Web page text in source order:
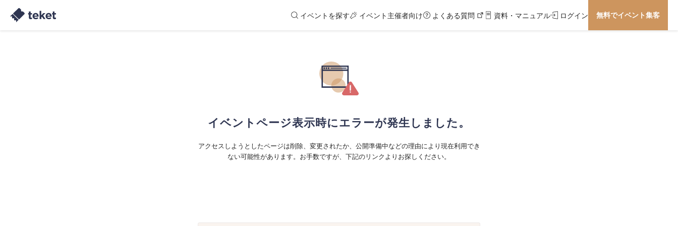
イベントを探す イベント主催者向け よくある質問 資料・マニュアル ログイン 無料でイベント集客
イベントページ表示時にエラーが発生しました。
アクセスしようとしたページは削除、変更されたか、公開準備中などの理由により現在利用でき
ない可能性があります。お手数ですが、下記のリンクよりお探しください。